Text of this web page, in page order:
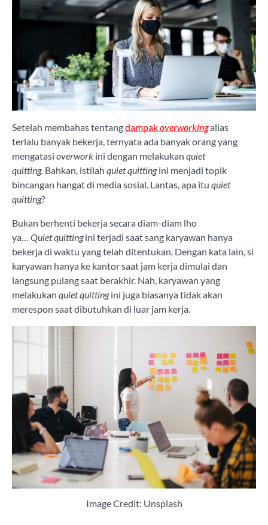
Setelah membahas tentangdampakoverworkingalias
terlalu banyak bekerja, ternyata ada banyak orang yang
mengatasi overwork ini dengan melakukan quiet
quitting. Bahkan, istilah quiet quittingini menjadi topik
bincangan hangat di media sosial. Lantas, apa itu quiet
quitting?
Bukan berhenti bekerja secara diam-diam lho
ya… Quietquittingini terjadi saat sang karyawan hanya
bekerja di waktu yang telah ditentukan. Dengan kata lain, si
karyawan hanya ke kantor saat jam kerja dimulai dan
langsung pulang saat berakhir. Nah, karyawan yang
melakukan quiet quittingini juga biasanya tidak akan
merespon saat dibutuhkan di luar jam kerja.
Image Credit: Unsplash